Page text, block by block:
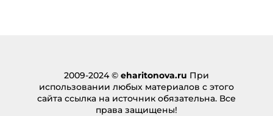
2009-2024 © eharitonova.ru При
использовании любых материалов с этого
сайта ссылка на источник обязательна. Все
права защищены!